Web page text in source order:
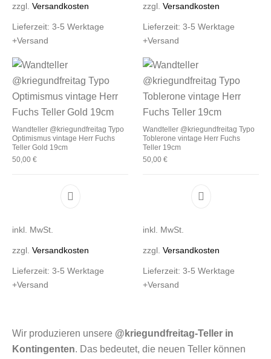
zzgl. Versandkosten
Lieferzeit: 3-5 Werktage
+Versand
zzgl. Versandkosten
Lieferzeit: 3-5 Werktage
+Versand
Wandteller @kriegundfreitag Typo
Optimismus vintage Herr Fuchs
Teller Gold 19cm
50,00 €
Dieses Produkt weist mehrere Varianten auf.
inkl. MwSt.
zzgl. Versandkosten
Lieferzeit: 3-5 Werktage
+Versand
Wandteller @kriegundfreitag Typo
Toblerone vintage Herr Fuchs
Teller 19cm
50,00 €
Dieses Produkt
inkl. MwSt.
zzgl. Versandkosten
Lieferzeit: 3-5 Werktage
+Versand
Wir produzieren unsere @kriegundfreitag-Teller in
Kontingenten. Das bedeutet, die neuen Teller können